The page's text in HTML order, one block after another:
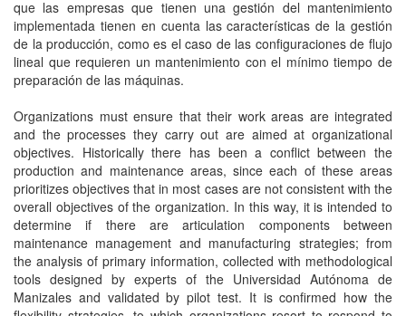
que las empresas que tienen una gestión del mantenimiento
implementada tienen en cuenta las características de la gestión
de la producción, como es el caso de las configuraciones de flujo
lineal que requieren un mantenimiento con el mínimo tiempo de
preparación de las máquinas.
Organizations must ensure that their work areas are integrated
and the processes they carry out are aimed at organizational
objectives. Historically there has been a conflict between the
production and maintenance areas, since each of these areas
prioritizes objectives that in most cases are not consistent with the
overall objectives of the organization. In this way, it is intended to
determine if there are articulation components between
maintenance management and manufacturing strategies; from
the analysis of primary information, collected with methodological
tools designed by experts of the Universidad Autónoma de
Manizales and validated by pilot test. It is confirmed how the